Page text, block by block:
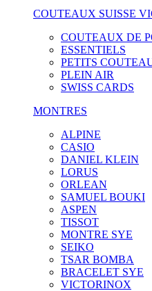
COUTEAUX SUISSE
COUTEAUX DE
ESSENTIELS
PETITS
PLEIN AIR
SWISS CARDS
MONTRES
ALPINE
CASIO
DANIEL KLEIN
LORUS
ORLEAN
SAMUEL BOUKI
ASPEN
TISSOT
MONTRE SYE
SEIKO
TSAR BOMBA
BRACELET SYE
VICTORINOX